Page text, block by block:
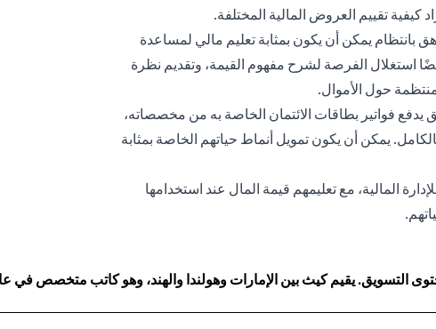
كيفية تقييم العروض المالية المختلفة.
بانتظام يمكن أن يكون بمثابة تعليم مالي لمساعدة
استغلال الفرصة لشرح مفهوم القيمة، وتقديم نظرة
حول الأموال.
يدفع فواتير بطاقات الائتمان الخاصة به من مخصصاته،
يمكن أن يكون تمويل أنماط حياتهم الخاصة بمثابة
المالية، مع تعليمهم قيمة المال عند استخدامها
التسويق. يقيم كيث بين الإمارات وهولندا والهند، وهو كاتب متخصص في